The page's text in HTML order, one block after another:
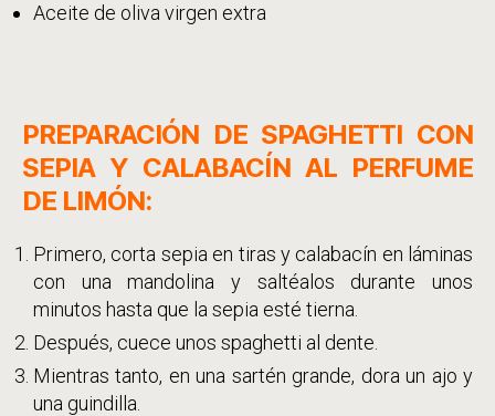
Aceite de oliva virgen extra
PREPARACIÓN DE SPAGHETTI CON
SEPIA Y CALABACÍN AL PERFUME
DE LIMÓN:
Primero, corta sepia en tiras y calabacín en láminas
con una mandolina y saltéalos durante unos
minutos hasta que la sepia esté tierna.
Después, cuece unos spaghetti al dente.
Mientras tanto, en una sartén grande, dora un ajo y
una guindilla.